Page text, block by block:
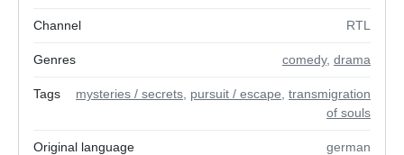
Channel RTL
Genres comedy, drama
Tags mysteries / secrets pursuit / escape transmigration
of souls
Original language german